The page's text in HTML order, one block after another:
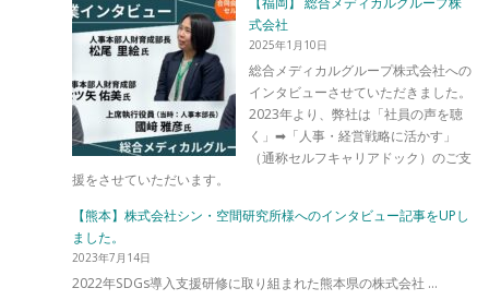
式会社
2025年1月10日
総合メディカルグループ株式会社への
インタビューさせていただきました。
2023年より、弊社は「社員の声を聴
く」➡「人事・経営戦略に活かす」
（通称セルフキャリアドック）のご支
援をさせていただいます。
【熊本】株式会社シン・空間研究所様へのインタビュー記事をUPし
ました。
2023年7月14日
2022年SDGs導入支援研修に取り組まれた熊本県の株式会社 …